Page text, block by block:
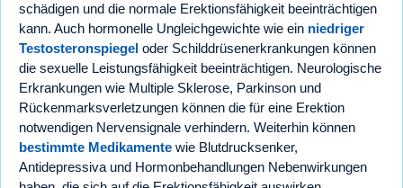
schädigen und die normale Erektionsfähigkeit beeinträchtigen
kann. Auch hormonelle Ungleichgewichte wie ein niedriger
Testosteronspiegel oder Schilddrüsenerkrankungen können
die sexuelle Leistungsfähigkeit beeinträchtigen. Neurologische
Erkrankungen wie Multiple Sklerose, Parkinson und
Rückenmarksverletzungen können die für eine Erektion
notwendigen Nervensignale verhindern. Weiterhin können
bestimmte Medikamente wie Blutdrucksenker,
Antidepressiva und Hormonbehandlungen Nebenwirkungen